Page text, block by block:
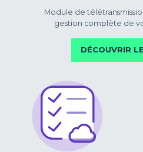
Module de
gestion complète de
DÉCOUVRIR